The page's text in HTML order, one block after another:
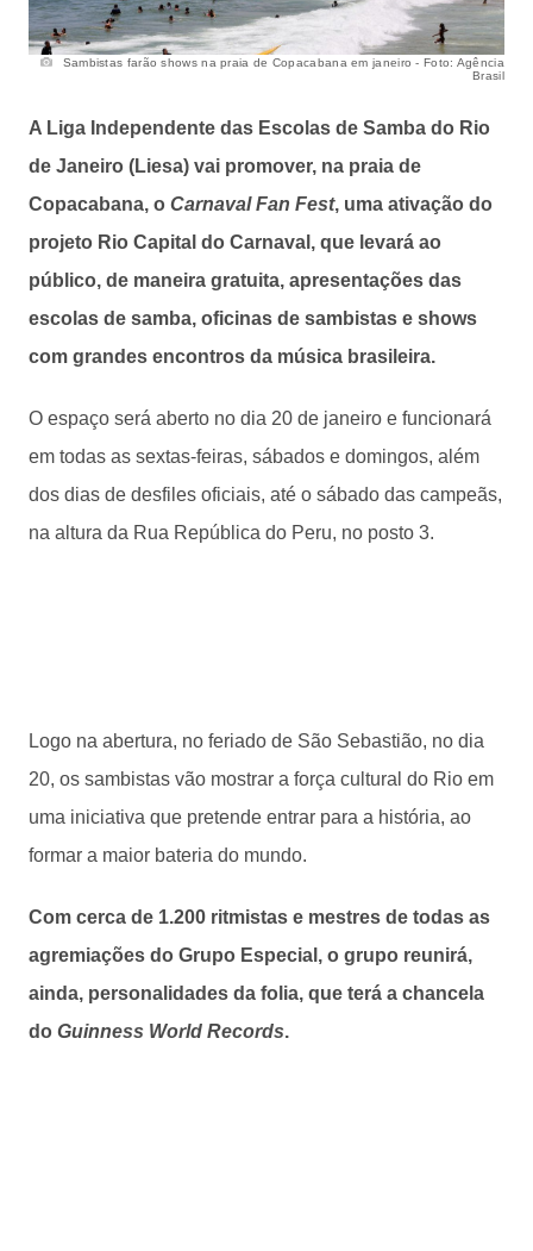
Sambistas farão shows na praia de Copacabana em janeiro - Foto: Agência
Brasil
A Liga Independente das Escolas de Samba do Rio
de Janeiro (Liesa) vai promover, na praia de
Copacabana, o Carnaval Fan Fest, uma ativação do
projeto Rio Capital do Carnaval, que levará ao
público, de maneira gratuita, apresentações das
escolas de samba, oficinas de sambistas e shows
com grandes encontros da música brasileira.
O espaço será aberto no dia 20 de janeiro e funcionará
em todas as sextas-feiras, sábados e domingos, além
dos dias de desfiles oficiais, até o sábado das campeãs,
na altura da Rua República do Peru, no posto 3.
Logo na abertura, no feriado de São Sebastião, no dia
20, os sambistas vão mostrar a força cultural do Rio em
uma iniciativa que pretende entrar para a história, ao
formar a maior bateria do mundo.
Com cerca de 1.200 ritmistas e mestres de todas as
agremiações do Grupo Especial, o grupo reunirá,
ainda, personalidades da folia, que terá a chancela
do Guinness World Records.